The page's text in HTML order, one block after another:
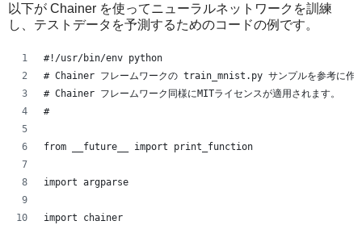
以下が Chainer を使ってニューラルネットワークを訓練
し、テストデータを予測するためのコードの例です。
#!/usr/bin/env python
# Chainer フレームワークの train_mnist.py サンプルを参考に作
# Chainer フレームワーク同様にMITライセンスが適用されます。
#
from __future__ import print_function
import argparse
import chainer